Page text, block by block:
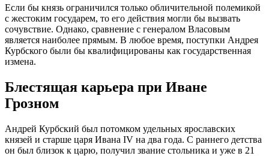
Если бы князь ограничился только обличительной полемикой
с жестоким государем, то его действия могли бы вызвать
сочувствие. Однако, сравнение с генералом Власовым
является наиболее прямым. В любое время, поступки Андрея
Курбского были бы квалифицированы как государственная
измена.
Блестящая карьера при Иване
Грозном
Андрей Курбский был потомком удельных ярославских
князей и старше царя Ивана IV на два года. С раннего детства
он был близок к царю, получил звание стольника и уже в 21